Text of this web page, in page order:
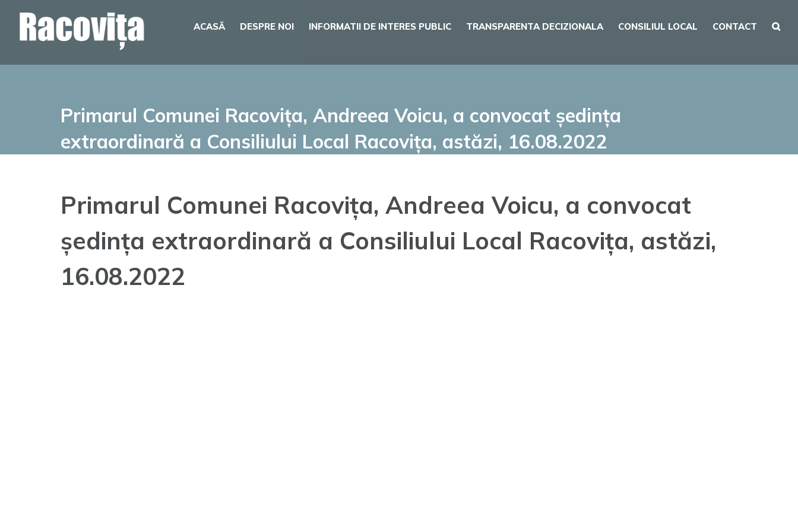
ACASĂ DESPRE NOI INFORMATII DE INTERES PUBLIC TRANSPARENTA DECIZIONALA CONSILIUL LOCAL CONTACT
Primarul Comunei Racovița, Andreea Voicu, a convocat ședința
extraordinară a Consiliului Local Racovița, astăzi, 16.08.2022
Primarul Comunei Racovița, Andreea Voicu, a convocat
ședința extraordinară a Consiliului Local Racovița, astăzi,
16.08.2022